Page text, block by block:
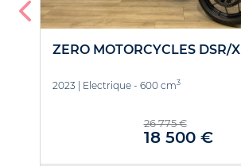
ZERO MOTORCYCLES DSR/X
2023 | Electrique - 600 cm3
26 775 €
18 500 €